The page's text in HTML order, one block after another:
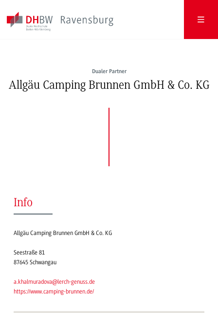
Dualer Partner
Allgäu Camping Brunnen GmbH & Co. KG
Info
Allgäu Camping Brunnen GmbH & Co. KG
Seestraße 81
87645 Schwangau
a.khalmuradova@lerch-genuss.de
https://www.camping-brunnen.de/